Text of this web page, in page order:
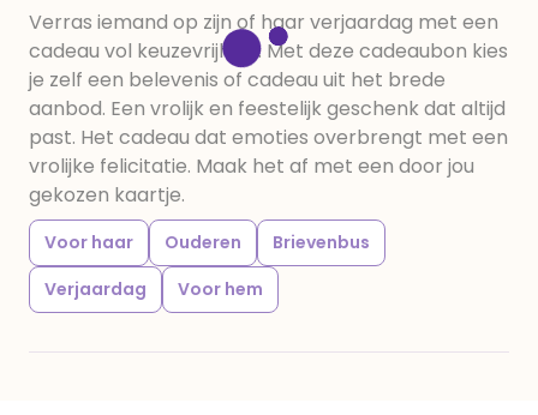
Verras iemand op zijn of haar verjaardag met een
cadeau vol keuzevrijheid. Met deze cadeaubon kies
je zelf een belevenis of cadeau uit het brede
aanbod. Een vrolijk en feestelijk geschenk dat altijd
past. Het cadeau dat emoties overbrengt met een
vrolijke felicitatie. Maak het af met een door jou
gekozen kaartje.
Voor haar Ouderen
Brievenbus
Verjaardag
Voor hem